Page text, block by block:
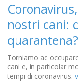
nostri cani:
quarantena?
Torniamo ad
cani e, in particolar
tempi di coronavirus.